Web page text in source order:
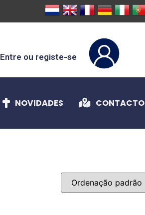
Entre ou registe-se
NOVIDADES CONTACTO